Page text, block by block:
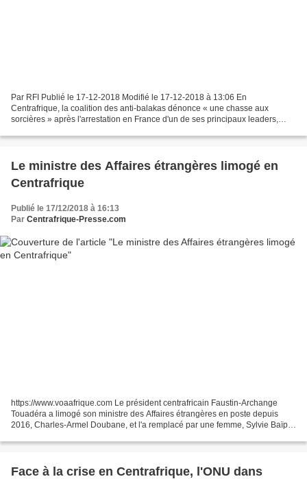
Par RFI Publié le 17-12-2018 Modifié le 17-12-2018 à 13:06 En
Centrafrique, la coalition des anti-balakas dénonce « une chasse aux
sorcières » après l'arrestation en France d'un de ses principaux leaders,
Le ministre des Affaires étrangères limogé en
Centrafrique
Publié le 17/12/2018 à 16:13
Par Centrafrique-Presse.com
https://www.voaafrique.com Le président centrafricain Faustin-Archange
Touadéra a limogé son ministre des Affaires étrangères en poste depuis
2016, Charles-Armel Doubane, et l'a remplacé par une femme, Sylvie Baïpo-
Face à la crise en Centrafrique, l'ONU dans